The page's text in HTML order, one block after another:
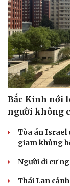
Bắc Kinh nới
người không
Tòa án Israel
giam khủng
Người di cư
Thái Lan